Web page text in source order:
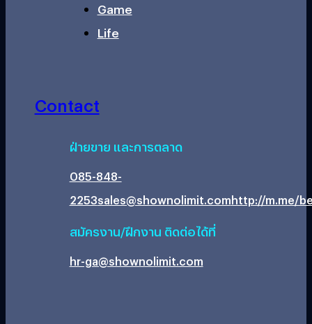
Game
Life
Contact
ฝ่ายขาย และการตลาด
085-848-
2253sales@shownolimit.comhttp://m.me/
สมัครงาน/ฝึกงาน ติดต่อได้ที่
hr-ga@shownolimit.com